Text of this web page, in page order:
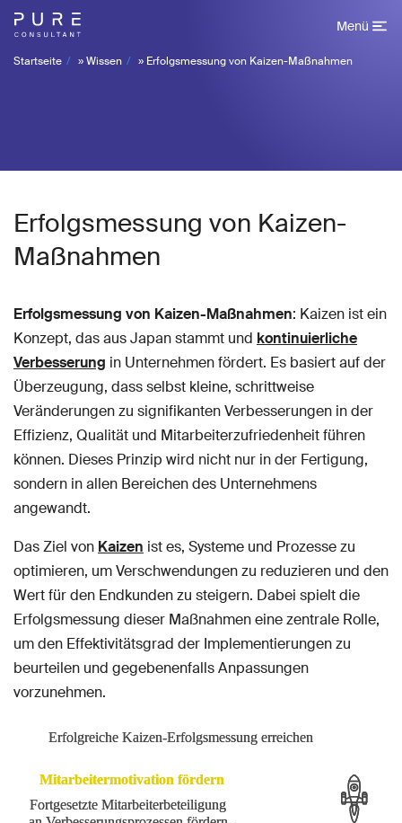
Menü
Startseite »Wissen » Erfolgsmessung von Kaizen-Maßnahmen
Erfolgsmessung von Kaizen-
Maßnahmen
Erfolgsmessung von Kaizen-Maßnahmen: Kaizen ist ein
Konzept, das aus Japan stammt und kontinuierliche
Verbesserung in Unternehmen fördert. Es basiert auf der
Überzeugung, dass selbst kleine, schrittweise
Veränderungen zu signifikanten Verbesserungen in der
Effizienz, Qualität und Mitarbeiterzufriedenheit führen
können. Dieses Prinzip wird nicht nur in der Fertigung,
sondern in allen Bereichen des Unternehmens
angewandt.
Das Ziel von Kaizen ist es, Systeme und Prozesse zu
optimieren, um Verschwendungen zu reduzieren und den
Wert für den Endkunden zu steigern. Dabei spielt die
Erfolgsmessung dieser Maßnahmen eine zentrale Rolle,
um den Effektivitätsgrad der Implementierungen zu
beurteilen und gegebenenfalls Anpassungen
vorzunehmen.